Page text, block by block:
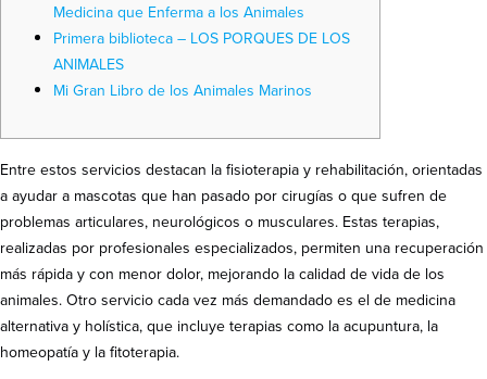
Medicina que Enferma a los Animales
Primera biblioteca – LOS PORQUES DE LOS
ANIMALES
Mi Gran Libro de los Animales Marinos
Entre estos servicios destacan la fisioterapia y rehabilitación, orientadas
a ayudar a mascotas que han pasado por cirugías o que sufren de
problemas articulares, neurológicos o musculares. Estas terapias,
realizadas por profesionales especializados, permiten una recuperación
más rápida y con menor dolor, mejorando la calidad de vida de los
animales. Otro servicio cada vez más demandado es el de medicina
alternativa y holística, que incluye terapias como la acupuntura, la
homeopatía y la fitoterapia.